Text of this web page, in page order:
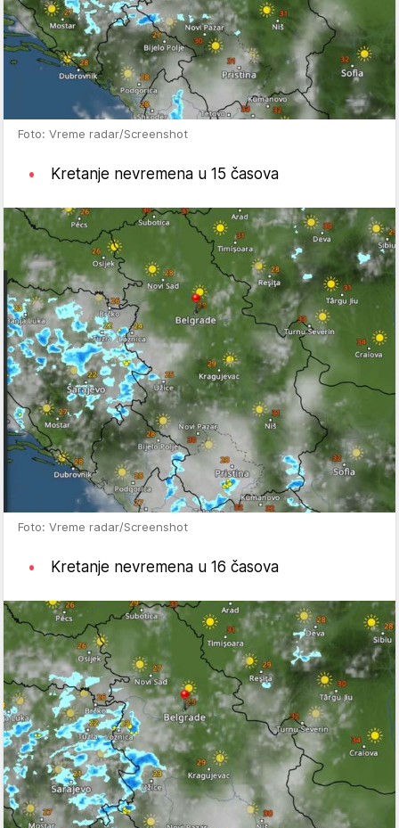
Foto: Vreme radar/Screenshot
Kretanje nevremena u 15 časova
Foto: Vreme radar/Screenshot
Kretanje nevremena u 16 časova